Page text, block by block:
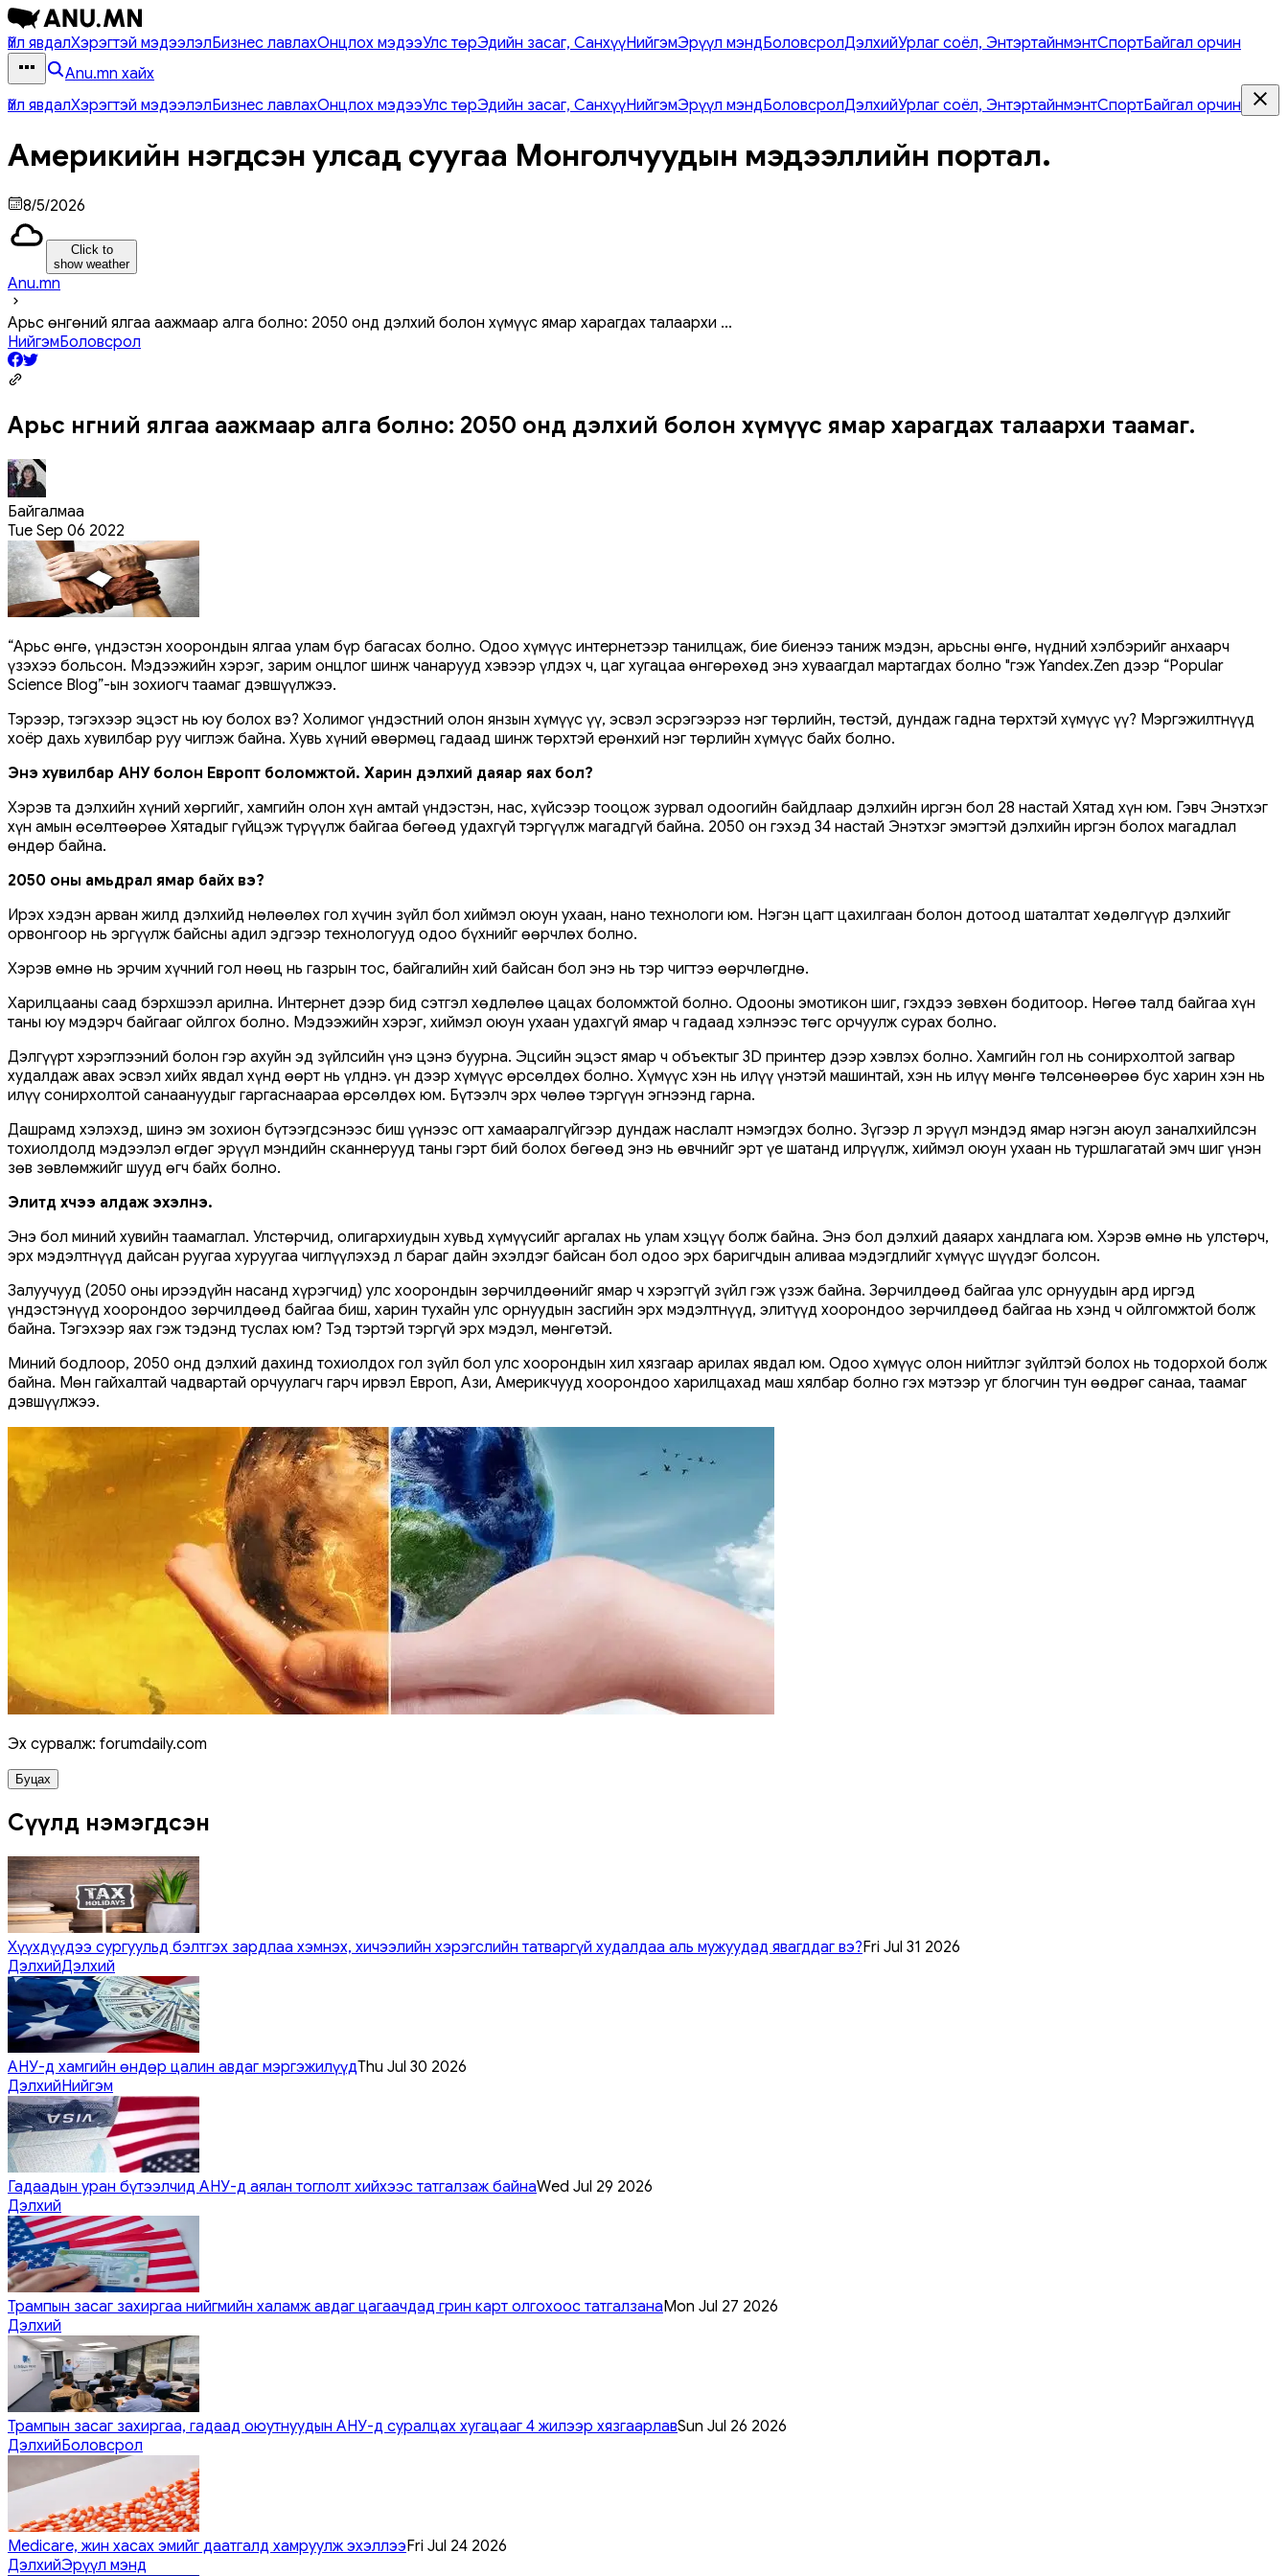
Үйл явдалХэрэгтэй мэдээлэлБизнес лавлахОнцлох мэдээУлс төрЭдийн засаг, СанхүүНийгэмЭрүүл мэндБоловсролДэлхийУрлаг соёл, ЭнтэртайнмэнтСпортБайгал орчин
Anu.mn хайх
Үйл явдалХэрэгтэй мэдээлэлБизнес лавлахОнцлох мэдээУлс төрЭдийн засаг, СанхүүНийгэмЭрүүл мэндБоловсролДэлхийУрлаг соёл, ЭнтэртайнмэнтСпортБайгал орчин
Америкийн нэгдсэн улсад суугаа Монголчуудын мэдээллийн портал.
8/5/2026
Click to
show weather
Anu.mn
Арьс өнгөний ялгаа аажмаар алга болно: 2050 онд дэлхий болон хүмүүс ямар харагдах талаархи ...
НийгэмБоловсрол
Арьс өнгөний ялгаа аажмаар алга болно: 2050 онд дэлхий болон хүмүүс ямар харагдах талаархи таамаг.
Байгалмаа
Tue Sep 06 2022
“Арьс өнгө, үндэстэн хоорондын ялгаа улам бүр багасах болно. Одоо хүмүүс интернетээр танилцаж, бие биенээ таниж мэдэн, арьсны өнгө, нүдний хэлбэрийг анхаарч
үзэхээ больсон. Мэдээжийн хэрэг, зарим онцлог шинж чанарууд хэвээр үлдэх ч, цаг хугацаа өнгөрөхөд энэ хуваагдал мартагдах болно "гэж Yandex.Zen дээр “Popular
Science Blog”-ын зохиогч таамаг дэвшүүлжээ.
Тэрээр, тэгэхээр эцэст нь юу болох вэ? Холимог үндэстний олон янзын хүмүүс үү, эсвэл эсрэгээрээ нэг төрлийн, төстэй, дундаж гадна төрхтэй хүмүүс үү? Мэргэжилтнүүд
хоёр дахь хувилбар руу чиглэж байна. Хувь хүний ​​өвөрмөц гадаад шинж төрхтэй ерөнхий нэг төрлийн хүмүүс байх болно.
Энэ хувилбар АНУ болон Европт боломжтой. Харин дэлхий даяар яах бол?
Хэрэв та дэлхийн хүний хөргийг, хамгийн олон хүн амтай үндэстэн, нас, хүйсээр тооцож зурвал одоогийн байдлаар дэлхийн иргэн бол 28 настай Хятад хүн юм. Гэвч Энэтхэг
хүн амын өсөлтөөрөө Хятадыг гүйцэж түрүүлж байгаа бөгөөд удахгүй тэргүүлж магадгүй байна. 2050 он гэхэд 34 настай Энэтхэг эмэгтэй дэлхийн иргэн болох магадлал
өндөр байна.
2050 оны амьдрал ямар байх вэ?
Ирэх хэдэн арван жилд дэлхийд нөлөөлөх гол хүчин зүйл бол хиймэл оюун ухаан, нано технологи юм. Нэгэн цагт цахилгаан болон дотоод шаталтат хөдөлгүүр дэлхийг
орвонгоор нь эргүүлж байсны адил эдгээр технологууд одоо бүхнийг өөрчлөх болно.
Хэрэв өмнө нь эрчим хүчний гол нөөц нь газрын тос, байгалийн хий байсан бол энэ нь тэр чигтээ өөрчлөгднө.
Харилцааны саад бэрхшээл арилна. Интернет дээр бид сэтгэл хөдлөлөө цацах боломжтой болно. Одооны эмотикон шиг, гэхдээ зөвхөн бодитоор. Нөгөө талд байгаа хүн
таны юу мэдэрч байгааг ойлгох болно. Мэдээжийн хэрэг, хиймэл оюун ухаан удахгүй ямар ч гадаад хэлнээс төгс орчуулж сурах болно.
Дэлгүүрт хэрэглээний болон гэр ахуйн эд зүйлсийн үнэ цэнэ буурна. Эцсийн эцэст ямар ч объектыг 3D принтер дээр хэвлэх болно. Хамгийн гол нь сонирхолтой загвар
худалдаж авах эсвэл хийх явдал хүнд өөрт нь үлднэ. Үүн дээр хүмүүс өрсөлдөх болно. Хүмүүс хэн нь илүү үнэтэй машинтай, хэн нь илүү мөнгө төлсөнөөрөө бус харин хэн нь
илүү сонирхолтой санаануудыг гаргаснаараа өрсөлдөх юм. Бүтээлч эрх чөлөө тэргүүн эгнээнд гарна.
Дашрамд хэлэхэд, шинэ эм зохион бүтээгдсэнээс биш үүнээс огт хамааралгүйгээр дундаж наслалт нэмэгдэх болно. Зүгээр л эрүүл мэндэд ямар нэгэн аюул заналхийлсэн
тохиолдолд мэдээлэл өгдөг эрүүл мэндийн сканнерууд таны гэрт бий болох бөгөөд энэ нь өвчнийг эрт үе шатанд илрүүлж, хиймэл оюун ухаан нь туршлагатай эмч шиг үнэн
зөв зөвлөмжийг шууд өгч байх болно.
Элитүүд хүчээ алдаж эхэлнэ.
Энэ бол миний хувийн таамаглал. Улстөрчид, олигархиудын хувьд хүмүүсийг аргалах нь улам хэцүү болж байна. Энэ бол дэлхий даяарх хандлага юм. Хэрэв өмнө нь улстөрч,
эрх мэдэлтнүүд дайсан руугаа хуруугаа чиглүүлэхэд л бараг дайн эхэлдэг байсан бол одоо эрх баригчдын аливаа мэдэгдлийг хүмүүс шүүдэг болсон.
Залуучууд (2050 оны ирээдүйн насанд хүрэгчид) улс хоорондын зөрчилдөөнийг ямар ч хэрэггүй зүйл гэж үзэж байна. Зөрчилдөөд байгаа улс орнуудын ард иргэд
үндэстэнүүд хоорондоо зөрчилдөөд байгаа биш, харин тухайн улс орнуудын засгийн эрх мэдэлтнүүд, элитүүд хоорондоо зөрчилдөөд байгаа нь хэнд ч ойлгомжтой болж
байна. Тэгэхээр яах гэж тэдэнд туслах юм? Тэд тэртэй тэргүй эрх мэдэл, мөнгөтэй.
Миний бодлоор, 2050 онд дэлхий дахинд тохиолдох гол зүйл бол улс хоорондын хил хязгаар арилах явдал юм. Одоо хүмүүс олон нийтлэг зүйлтэй болох нь тодорхой болж
байна. Мөн гайхалтай чадвартай орчуулагч гарч ирвэл Европ, Ази, Америкчууд хоорондоо харилцахад маш хялбар болно гэх мэтээр уг блогчин тун өөдрөг санаа, таамаг
дэвшүүлжээ.
Эх сурвалж: forumdaily.com
Буцах
Сүүлд нэмэгдсэн
Хүүхдүүдээ сургуульд бэлтгэх зардлаа хэмнэх, хичээлийн хэрэгслийн татваргүй худалдаа аль мужуудад явагддаг вэ?Fri Jul 31 2026
ДэлхийДэлхий
АНУ-д хамгийн өндөр цалин авдаг мэргэжилүүдThu Jul 30 2026
ДэлхийНийгэм
Гадаадын уран бүтээлчид АНУ-д аялан тоглолт хийхээс татгалзаж байнаWed Jul 29 2026
Дэлхий
Трампын засаг захиргаа нийгмийн халамж авдаг цагаачдад грин карт олгохоос татгалзанаMon Jul 27 2026
Дэлхий
Трампын засаг захиргаа, гадаад оюутнуудын АНУ-д суралцах хугацааг 4 жилээр хязгаарлавSun Jul 26 2026
ДэлхийБоловсрол
Medicare, жин хасах эмийг даатгалд хамруулж эхэллээFri Jul 24 2026
ДэлхийЭрүүл мэнд